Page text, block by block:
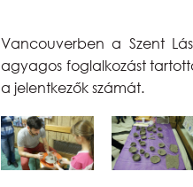
Vancouverben a Szent
agyagos foglalkozást
a jelentkezők számát.